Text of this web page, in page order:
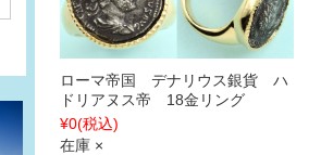
ローマ帝国 デナリウス銀貨 ハ
ドリアヌス帝 18金リング
¥0(税込)
在庫 ×